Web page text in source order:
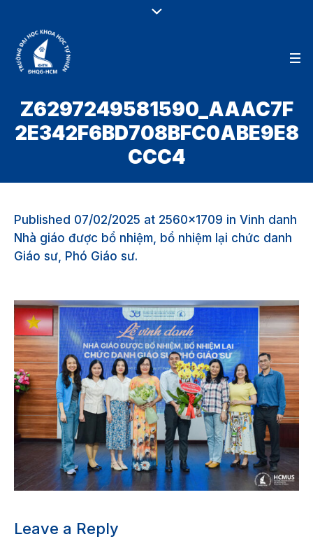
Z6297249581590_AAAC7F
2E342F6BD708BFC0ABE9E8
CCC4
Published 07/02/2025 at 2560×1709 in Vinh danh
Nhà giáo được bổ nhiệm, bổ nhiệm lại chức danh
Giáo sư, Phó Giáo sư.
Leave a Reply